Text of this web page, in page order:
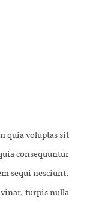
quia voluptas sit
consequuntur
sequi nesciunt.
turpis nulla